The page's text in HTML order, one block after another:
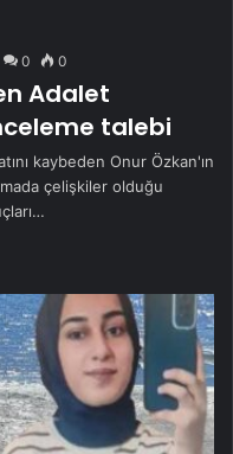
0 0
Adalet
talebi
kaybeden Onur Özkan'ın
çelişkiler olduğu